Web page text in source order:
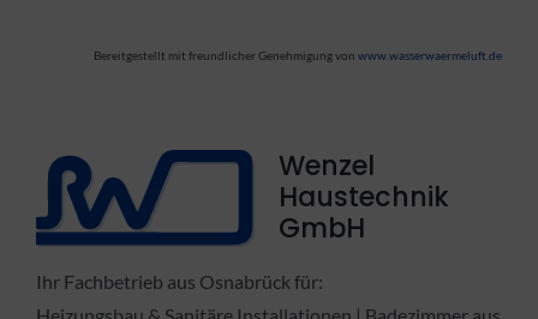
Bereitgestellt mit freundlicher Genehmigung vonwww.wasserwaermeluft.de
Wenzel
Haustechnik
GmbH
Ihr Fachbetrieb aus Osnabrück für: